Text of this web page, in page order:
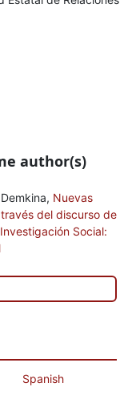
author(s)
Nuevas
del discurso de
Social:
Spanish